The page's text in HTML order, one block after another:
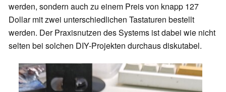
werden, sondern auch zu einem Preis von knapp 127
Dollar mit zwei unterschiedlichen Tastaturen bestellt
werden. Der Praxisnutzen des Systems ist dabei wie nicht
selten bei solchen DIY-Projekten durchaus diskutabel.